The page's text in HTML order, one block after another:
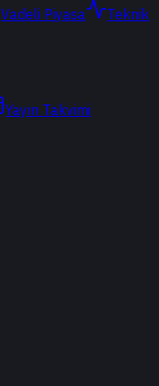
Vadeli Piyasa
Teknik
Yayın Takvimi